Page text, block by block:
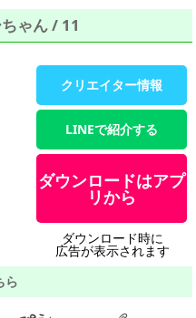
ゃん / 11
クリエイター情報
LINEで紹介する
ダウンロードはアプ
リから
ダウンロード時に
広告が表示されます
ら